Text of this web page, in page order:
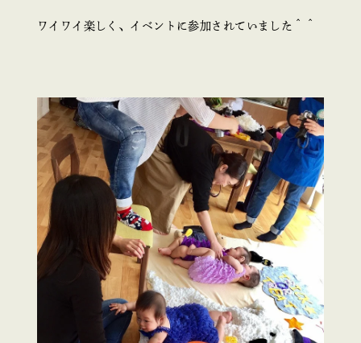
ワイワイ楽しく、イベントに参加されていました＾＾